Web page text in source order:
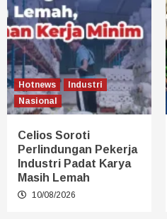
Hotnews
Industri
Nasional
Celios Soroti
Perlindungan Pekerja
Industri Padat Karya
Masih Lemah
10/08/2026